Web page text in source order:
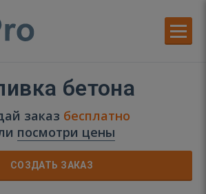
бетона
заказ бесплатно
посмотри цены
СОЗДАТЬ ЗАКАЗ